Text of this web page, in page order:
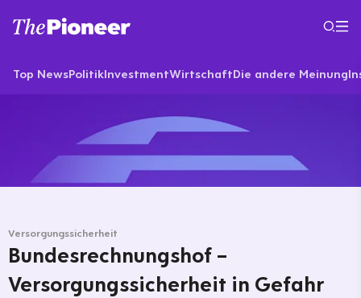
Top NewsPolitikInvestmentWirtschaftDie andere Meinung
Versorgungssicherheit
Bundesrechnungshof –
Versorgungssicherheit in Gefahr